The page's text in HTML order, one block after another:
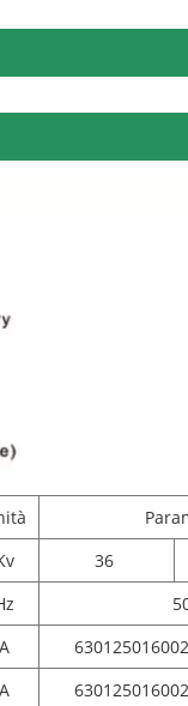
36
A
A